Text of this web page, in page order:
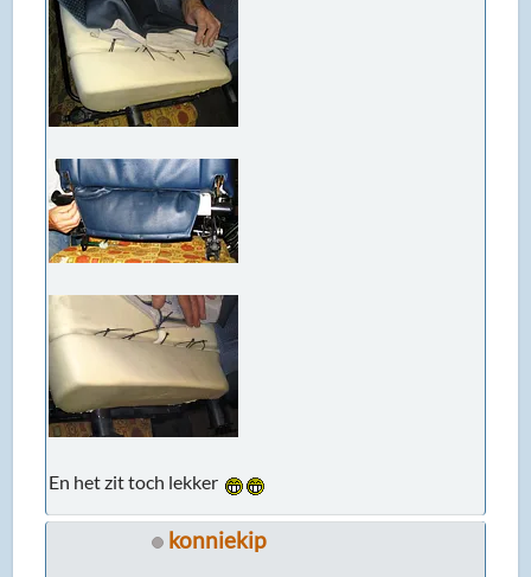
En het zit toch lekker
konniekip